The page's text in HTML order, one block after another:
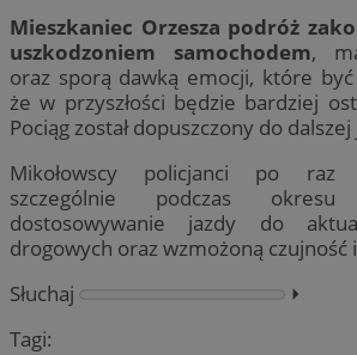
Mieszkaniec Orzesza podróż
uszkodzoniem samochodem,
oraz sporą dawką emocji, które
że w przyszłości będzie bardziej
Pociąg został dopuszczony do dalszej
Mikołowscy policjanci po raz
szczególnie podczas
dostosowywanie jazdy do
drogowych oraz wzmożoną czujność
Słuchaj
⏵︎
Tagi: